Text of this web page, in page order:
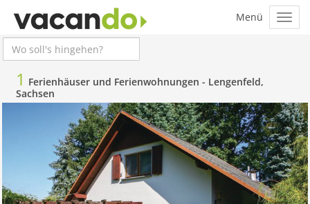
1 Ferienhäuser und Ferienwohnungen - Lengenfeld,
Sachsen